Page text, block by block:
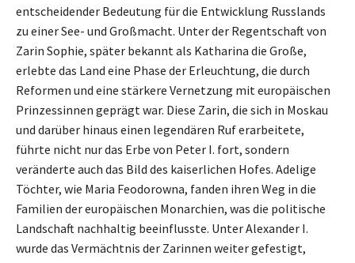
entscheidender Bedeutung für die Entwicklung Russlands
zu einer See- und Großmacht. Unter der Regentschaft von
Zarin Sophie, später bekannt als Katharina die Große,
erlebte das Land eine Phase der Erleuchtung, die durch
Reformen und eine stärkere Vernetzung mit europäischen
Prinzessinnen geprägt war. Diese Zarin, die sich in Moskau
und darüber hinaus einen legendären Ruf erarbeitete,
führte nicht nur das Erbe von Peter I. fort, sondern
veränderte auch das Bild des kaiserlichen Hofes. Adelige
Töchter, wie Maria Feodorowna, fanden ihren Weg in die
Familien der europäischen Monarchien, was die politische
Landschaft nachhaltig beeinflusste. Unter Alexander I.
wurde das Vermächtnis der Zarinnen weiter gefestigt,